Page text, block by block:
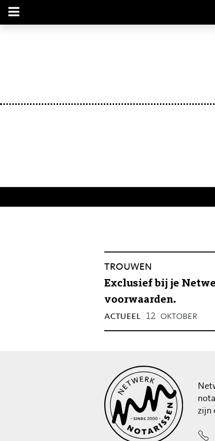
trouwen
Exclusief bij je
voorwaarden.
actueel 12 oktober
zijn